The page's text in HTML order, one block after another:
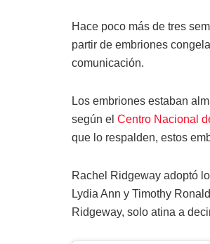
Hace poco más de tres
partir de embriones
comunicación.
Los embriones estaban
según el Centro Nacional
que lo respalden, estos
Rachel Ridgeway adoptó
Lydia Ann y Timothy
Ridgeway, solo atina a